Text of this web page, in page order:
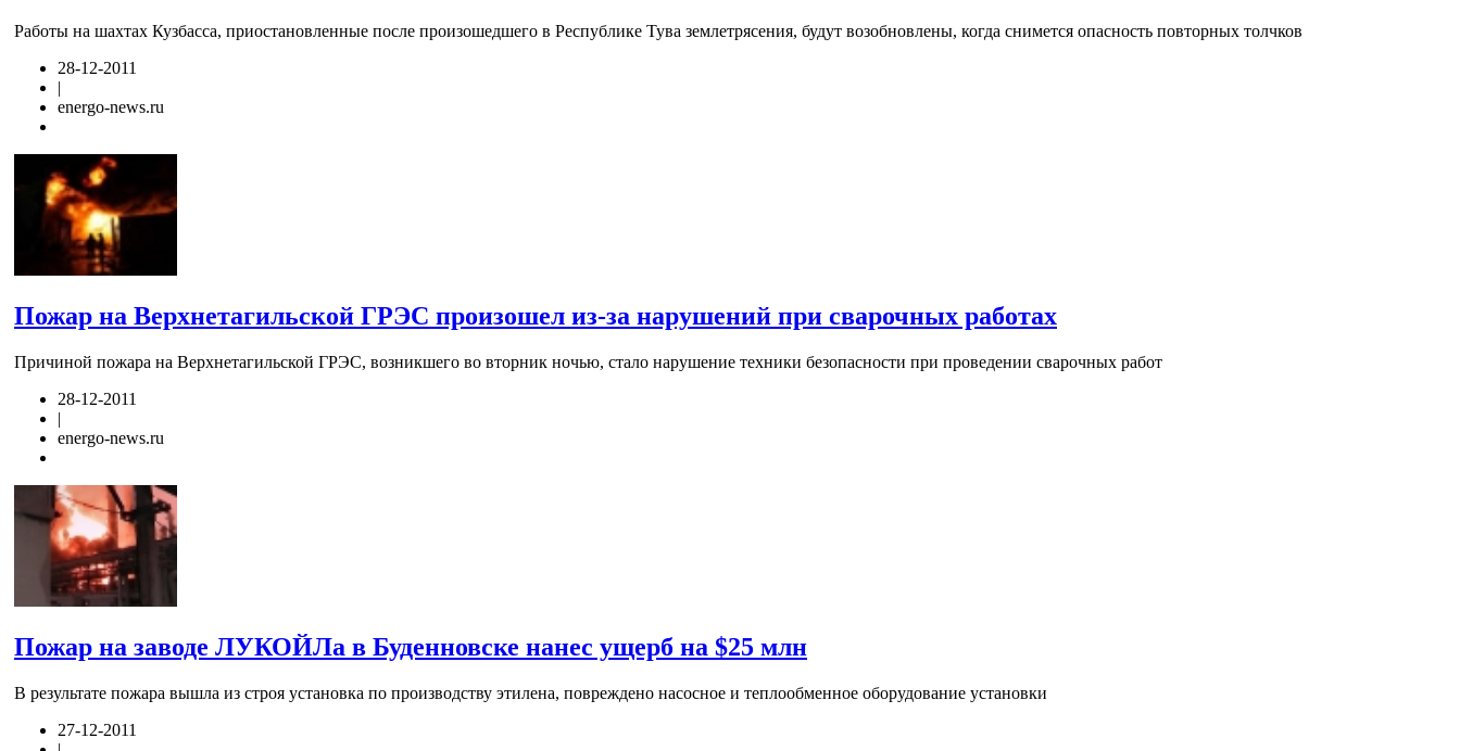
Работы на шахтах Кузбасса, приостановленные после произошедшего в Республике Тува землетрясения, будут возобновлены, когда снимется опасность повторных толчков
28-12-2011
|
energo-news.ru
Пожар на Верхнетагильской ГРЭС произошел из-за нарушений при сварочных работах
Причиной пожара на Верхнетагильской ГРЭС, возникшего во вторник ночью, стало нарушение техники безопасности при проведении сварочных работ
28-12-2011
|
energo-news.ru
Пожар на заводе ЛУКОЙЛа в Буденновске нанес ущерб на $25 млн
В результате пожара вышла из строя установка по производству этилена, повреждено насосное и теплообменное оборудование установки
27-12-2011